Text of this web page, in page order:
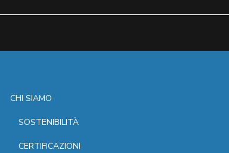
CHI SIAMO
SOSTENIBILITÀ
CERTIFICAZIONI